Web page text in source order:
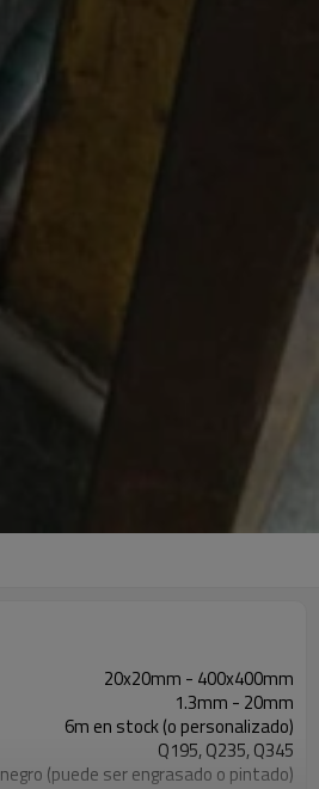
20x20mm - 400x400mm
1.3mm - 20mm
6m en stock (o personalizado)
Q195, Q235, Q345
negro (puede ser engrasado o pintado)